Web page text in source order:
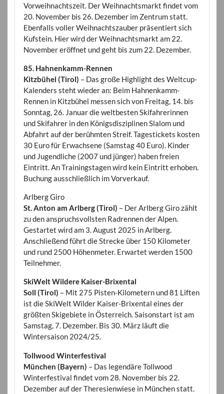
Vorweihnachtszeit. Der Weihnachtsmarkt findet vom
20. November bis 26. Dezember im Zentrum statt.
Ebenfalls voller Weihnachtszauber präsentiert sich
Kufstein. Hier wird der Weihnachtsmarkt am 22.
November eröffnet und geht bis zum 22. Dezember.
85. Hahnenkamm-Rennen
Kitzbühel (Tirol) – Das große Highlight des Weltcup-
Kalenders steht wieder an: Beim Hahnenkamm-
Rennen in Kitzbühel messen sich von Freitag, 14. bis
Sonntag, 26. Januar die weltbesten Skifahrerinnen
und Skifahrer in den Königsdisziplinen Slalom und
Abfahrt auf der berühmten Streif. Tagestickets kosten
30 Euro für Erwachsene (Samstag 40 Euro). Kinder
und Jugendliche (2007 und jünger) haben freien
Eintritt. An Trainingstagen wird kein Eintritt erhoben.
Buchung ausschließlich im Vorverkauf.
Arlberg Giro
St. Anton am Arlberg (Tirol) – Der Arlberg Giro zählt
zu den anspruchsvollsten Radrennen der Alpen.
Gestartet wird am 3. August 2025 in Arlberg.
Anschließend führt die Strecke über 150 Kilometer
und rund 2500 Höhenmeter. Erwartet werden 1500
Teilnehmer.
SkiWelt Wildere Kaiser-Brixental
Soll (Tirol) – Mit 275 Pisten-Kilometern und 81 Liften
ist die SkiWelt Wilder Kaiser-Brixental eines der
größten Skigebiete in Österreich. Saisonstart ist am
Samstag, 7. Dezember. Bis 30. März läuft die
Wintersaison 2024/25.
Tollwood Winterfestival
München (Bayern) – Das legendäre Tollwood
Winterfestival findet vom 28. November bis 22.
Dezember auf der Theresienwiese in München statt.